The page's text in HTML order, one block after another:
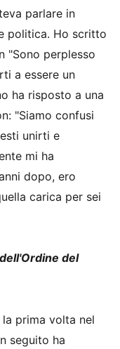
parlare in
politica. Ho scritto
"Sono perplesso
a essere un
ha risposto a una
"Siamo confusi
unirti e
mi ha
dopo, ero
carica per sei
del
prima volta nel
seguito ha